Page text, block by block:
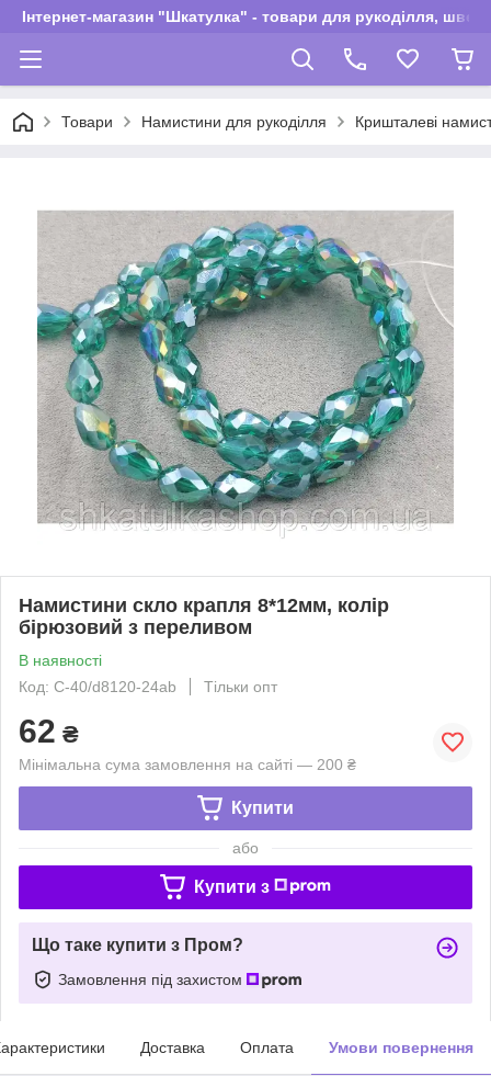
Інтернет-магазин "Шкатулка" - товари для рукоділля,
Товари Намистини для рукоділля Кришталеві
Намистини скло крапля 8*12мм, колір
бірюзовий з переливом
В наявності
Код: С-40/d8120-24ab
Тільки опт
62 ₴
Мінімальна сума замовлення на сайті — 200 ₴
Купити
або
Купити з
Що таке купити з Пром?
Замовлення під захистом
Доставка Оплата Умови повернення